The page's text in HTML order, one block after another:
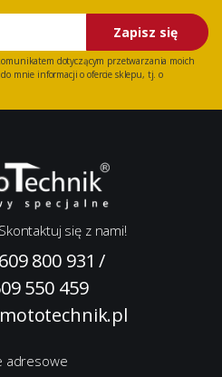
Zapisz się
dotyczącym przetwarzania moich
mnie informacji o ofercie sklepu, tj. o
się z nami!
800 931 /
550 459
adresowe